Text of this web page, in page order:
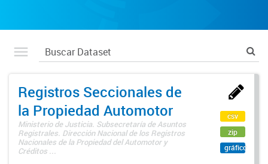
Registros Seccionales de
la Propiedad Automotor
Ministerio de Justicia. Subsecretaría de Asuntos
Registrales. Dirección Nacional de los Registros
Nacionales de la Propiedad del Automotor y
Créditos ...
csv
zip
gráfico